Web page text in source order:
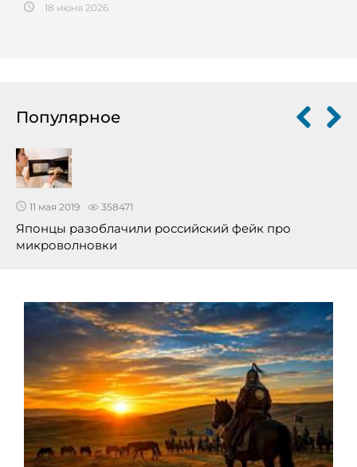
18 июня 2026
Популярное
11 мая 2019 358471
Японцы разоблачили российский фейк про
микроволновки